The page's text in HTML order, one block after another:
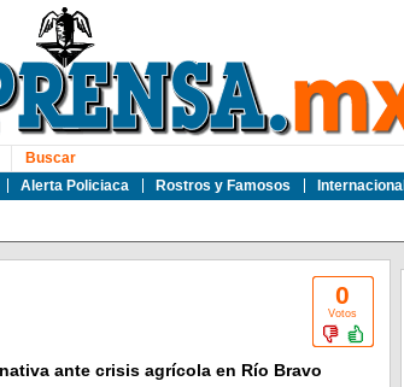
Alerta Policiaca Rostros y Famosos Internacional
Buscar
0
Votos
ante crisis agrícola en Río Bravo